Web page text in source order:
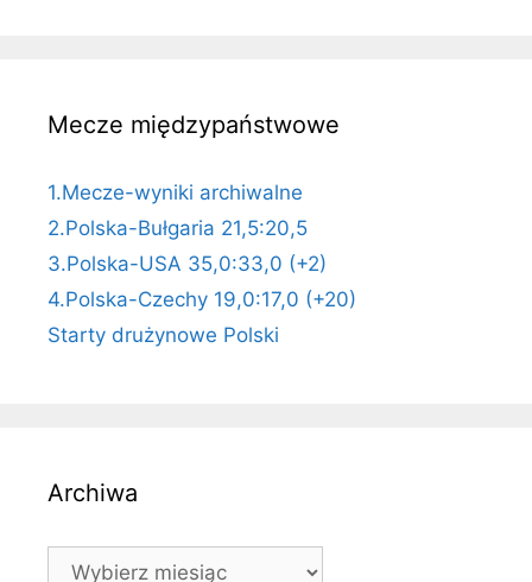
Mecze międzypaństwowe
1.Mecze-wyniki archiwalne
2.Polska-Bułgaria 21,5:20,5
3.Polska-USA 35,0:33,0 (+2)
4.Polska-Czechy 19,0:17,0 (+20)
Starty drużynowe Polski
Archiwa
Archiwa